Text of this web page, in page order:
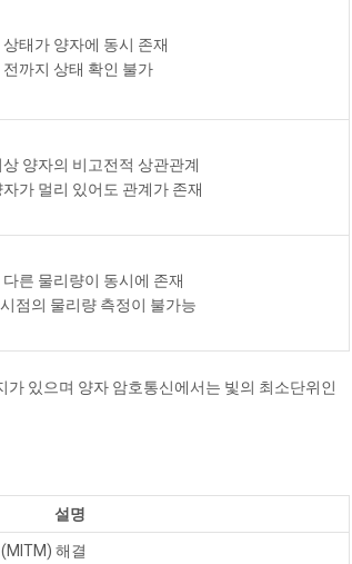
태가 양자에 동시 존재
전까지 상태 확인 불가
상 양자의 비고전적 상관관계
가 멀리 있어도 관계가 존재
다른 물리량이 동시에 존재
점의 물리량 측정이 불가능
있으며 양자 암호통신에서는 빛의 최소단위인
설명
해결